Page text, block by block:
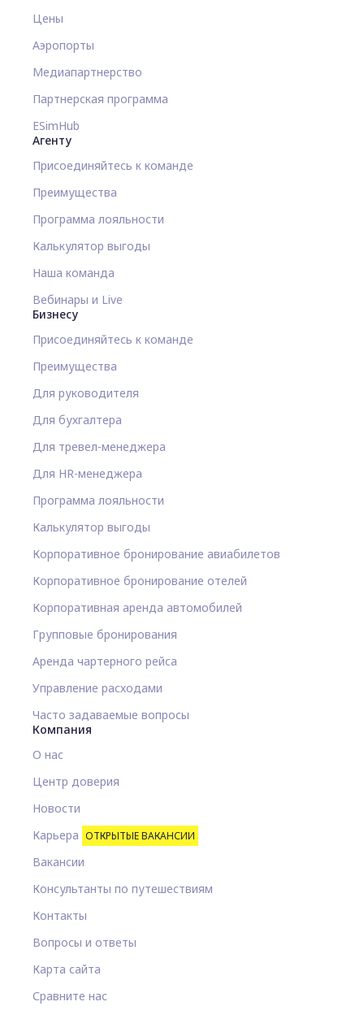
Цены
Аэропорты
Медиапартнерство
Партнерская программа
ESimHub
Агенту
Присоединяйтесь к команде
Преимущества
Программа лояльности
Калькулятор выгоды
Наша команда
Вебинары и Live
Бизнесу
Присоединяйтесь к команде
Преимущества
Для руководителя
Для бухгалтера
Для тревел-менеджера
Для HR-менеджера
Программа лояльности
Калькулятор выгоды
Корпоративное бронирование авиабилетов
Корпоративное бронирование отелей
Корпоративная аренда автомобилей
Групповые бронирования
Аренда чартерного рейса
Управление расходами
Часто задаваемые вопросы
Компания
О нас
Центр доверия
Новости
Карьера ОТКРЫТЫЕ ВАКАНСИИ
Вакансии
Консультанты по путешествиям
Контакты
Вопросы и ответы
Карта сайта
Сравните нас